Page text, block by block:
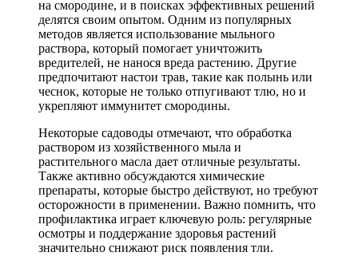
на смородине, и в поисках эффективных решений
делятся своим опытом. Одним из популярных
методов является использование мыльного
раствора, который помогает уничтожить
вредителей, не нанося вреда растению. Другие
предпочитают настои трав, такие как полынь или
чеснок, которые не только отпугивают тлю, но и
укрепляют иммунитет смородины.
Некоторые садоводы отмечают, что обработка
раствором из хозяйственного мыла и
растительного масла дает отличные результаты.
Также активно обсуждаются химические
препараты, которые быстро действуют, но требуют
осторожности в применении. Важно помнить, что
профилактика играет ключевую роль: регулярные
осмотры и поддержание здоровья растений
значительно снижают риск появления тли.